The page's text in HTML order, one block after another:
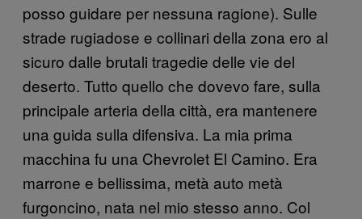
posso guidare per nessuna ragione). Sulle
strade rugiadose e collinari della zona ero al
sicuro dalle brutali tragedie delle vie del
deserto. Tutto quello che dovevo fare, sulla
principale arteria della città, era mantenere
una guida sulla difensiva. La mia prima
macchina fu una Chevrolet El Camino. Era
marrone e bellissima, metà auto metà
furgoncino, nata nel mio stesso anno. Col